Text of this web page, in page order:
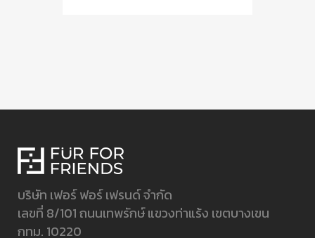
บริษัท เฟอร์ ฟอร์ เฟรนด์ จำกัด
เลขที่ 8/101 ถนนเทพรักษ์ แขวงท่าแร้ง เขตบางเขน
กทม. 10220